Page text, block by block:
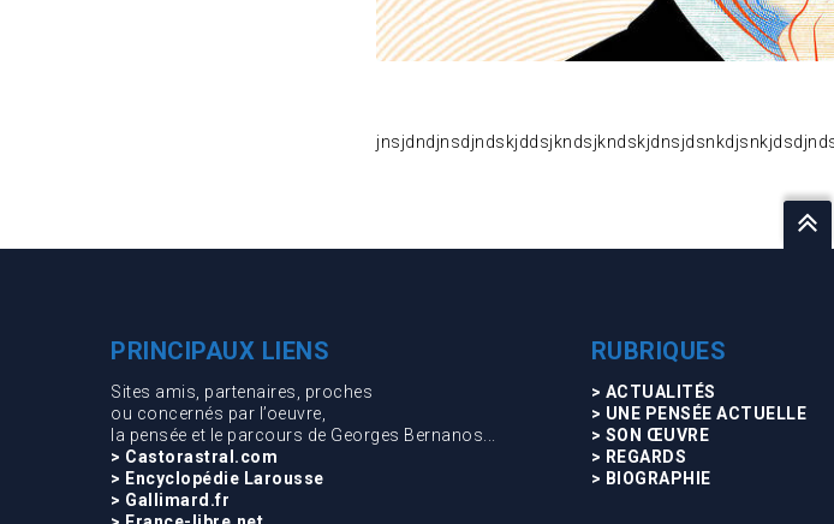
PRINCIPAUX LIENS
Sites amis, partenaires, proches
ou concernés par l’oeuvre,
la pensée et le parcours de Georges Bernanos...
> Castorastral.com
> Encyclopédie Larousse
> Gallimard.fr
RUBRIQUES
> ACTUALITÉS
> UNE PENSÉE ACTUELLE
> SON ŒUVRE
> REGARDS
> BIOGRAPHIE